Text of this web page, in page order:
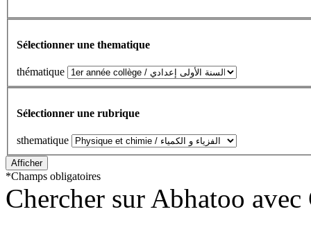
Sélectionner une thematique
thématique
Sélectionner une rubrique
sthematique
*Champs obligatoires
Chercher sur Abhatoo